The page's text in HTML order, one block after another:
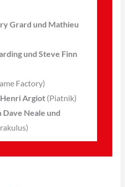
Grard und Mathieu
und Steve Finn
Factory)
Argiot (Piatnik)
Dave Neale und